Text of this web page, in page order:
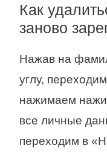
Как
заново
Нажав на
углу,
нажимаем
все личные
переходим в